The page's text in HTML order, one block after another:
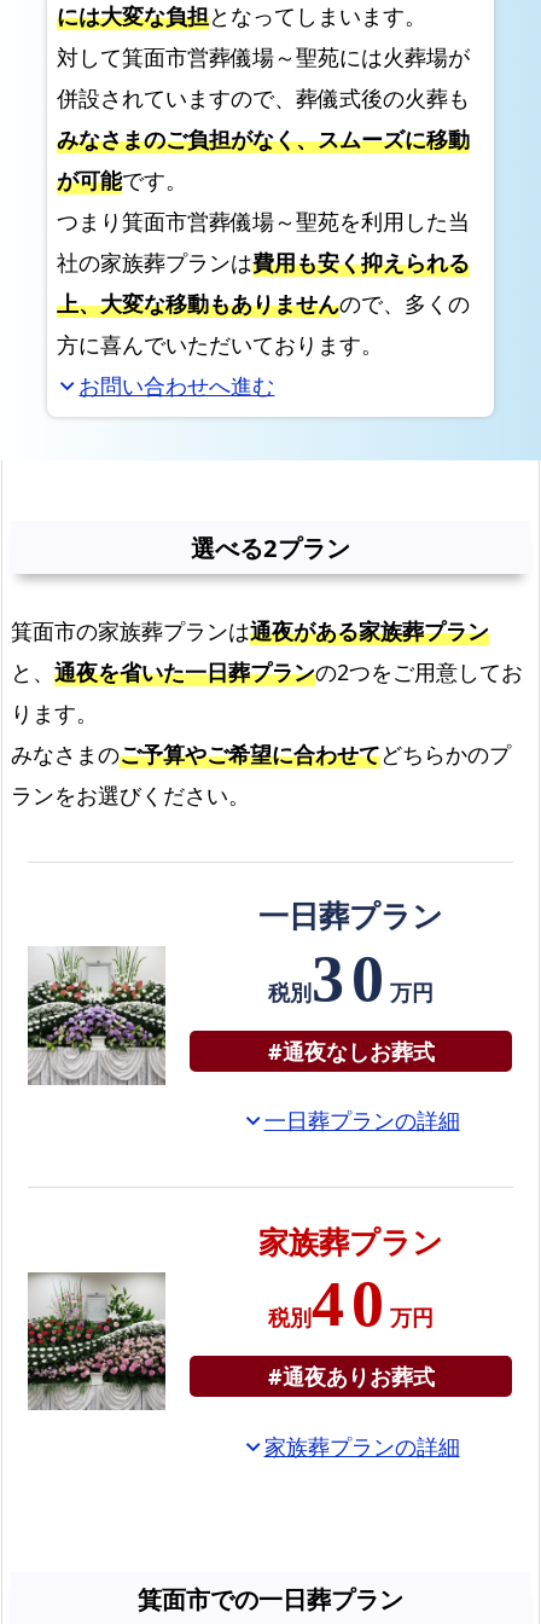
美
し
生
花
壇
サ
ン
プ
ル
お
て
葬
の
資
を
送
ス
ジ
面
市
場・
には大変な負担となってしまいます。
対して箕面市営葬儀場～聖苑には火葬場が
併設されていますので、葬儀式後の火葬も
みなさまのご負担がなく、スムーズに移動
が可能です。
つまり箕面市営葬儀場～聖苑を利用した当
社の家族葬プランは費用も安く抑えられる
上、大変な移動もありませんので、多くの
方に喜んでいただいております。
expand_moreお問い合わせへ進む
選べる2プラン
箕面市の家族葬プランは通夜がある家族葬プラン
と、 通夜を省いた一日葬プランの2つをご用意してお
ります。
みなさまのご予算やご希望に合わせてどちらかのプ
ランをお選びください。
一日葬プラン
税別30 万円
#通夜なしお葬式
expand_more一日葬プランの詳細
家族葬プラン
税別40 万円
#通夜ありお葬式
expand_more家族葬プランの詳細
箕面市での一日葬プラン